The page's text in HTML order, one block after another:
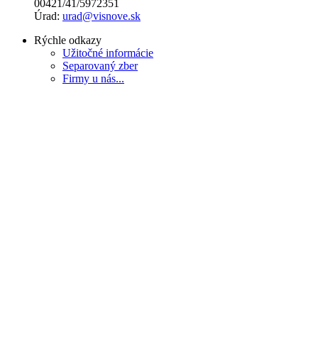
00421/41/5972351
Úrad: urad@visnove.sk
Rýchle odkazy
Užitočné informácie
Separovaný zber
Firmy u nás...